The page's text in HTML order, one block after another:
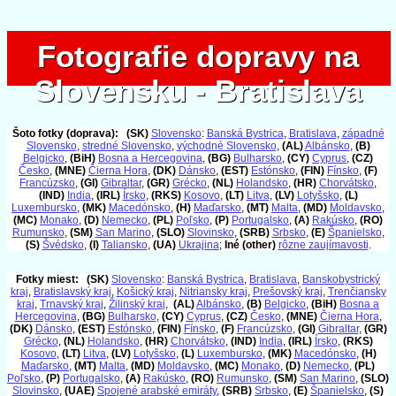
Fotografie dopravy na
Slovensku - Bratislava
Fotografie dopravy na
Slovensku - Bratislava
Šoto fotky (doprava): (SK) Slovensko: Banská Bystrica, Bratislava, západné
Slovensko, stredné Slovensko, východné Slovensko, (AL)Albánsko, (B)
Belgicko, (BiH) Bosna a Hercegovina, (BG) Bulharsko, (CY) Cyprus, (CZ)
Česko, (MNE) Čierna Hora, (DK) Dánsko, (EST) Estónsko, (FIN) Fínsko, (F)
Francúzsko, (GI) Gibraltar, (GR) Grécko, (NL) Holandsko, (HR) Chorvátsko,
(IND) India, (IRL) Írsko, (RKS) Kosovo, (LT) Litva, (LV) Lotyšsko, (L)
Luxembursko, (MK) Macedónsko, (H) Maďarsko, (MT) Malta, (MD) Moldavsko,
(MC) Monako, (D) Nemecko, (PL) Poľsko, (P) Portugalsko, (A) Rakúsko, (RO)
Rumunsko, (SM) San Marino, (SLO) Slovinsko, (SRB) Srbsko, (E) Španielsko,
(S) Švédsko, (I) Taliansko, (UA) Ukrajina; Iné (other) rôzne zaujímavosti.
Fotky miest: (SK) Slovensko: Banská Bystrica, Bratislava, Banskobystrický
kraj, Bratislavský kraj, Košický kraj, Nitriansky kraj, Prešovský kraj, Trenčiansky
kraj, Trnavský kraj, Žilinský kraj, (AL)Albánsko, (B) Belgicko, (BiH) Bosna a
Hercegovina, (BG) Bulharsko, (CY) Cyprus, (CZ) Česko, (MNE) Čierna Hora,
(DK) Dánsko, (EST) Estónsko, (FIN) Fínsko, (F) Francúzsko, (GI) Gibraltar, (GR)
Grécko, (NL) Holandsko, (HR) Chorvátsko, (IND) India, (IRL) Írsko, (RKS)
Kosovo, (LT) Litva, (LV) Lotyšsko, (L) Luxembursko, (MK) Macedónsko, (H)
Maďarsko, (MT) Malta, (MD) Moldavsko, (MC) Monako, (D) Nemecko, (PL)
Poľsko, (P) Portugalsko, (A) Rakúsko, (RO) Rumunsko, (SM) San Marino, (SLO)
Slovinsko, (UAE) Spojené arabské emiráty, (SRB) Srbsko, (E) Španielsko, (S)